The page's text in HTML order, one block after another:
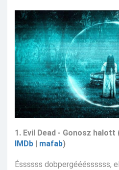
1. Evil Dead - Gonosz halott
IMDb
mafab)
Éssssss dobpergéééssssss,